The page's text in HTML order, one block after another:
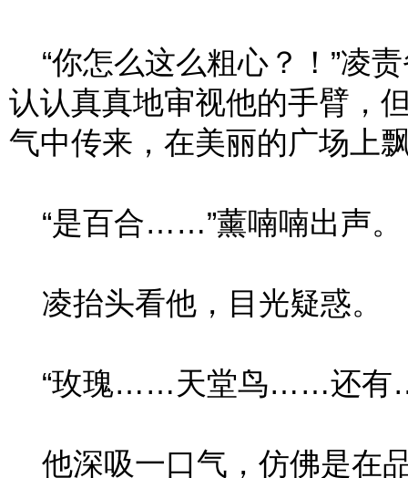
“你怎么这么粗心？！”凌
认认真真地审视他的手臂，
气中传来，在美丽的广场上
“是百合……”薰喃喃出声。
凌抬头看他，目光疑惑。
“玫瑰……天堂鸟……还
他深吸一口气，仿佛是在